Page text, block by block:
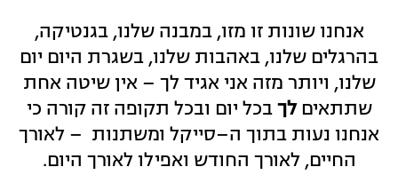
אנחנו שונות זו מזו,במבנה שלנו,בגנטיקה,
בהרגלים שלנו, באהבות שלנו, בשגרת היום יום
שלנו, ויותר מזה אני אגיד לך –אין שיטה אחת
שתתאיםלךבכל יום ובכל תקופה זה קורה כי
אנחנו נעות בתוך ה–סייקל ומשתנות – לאורך
החיים,לאורך החודש ואפילו לאורך היום.